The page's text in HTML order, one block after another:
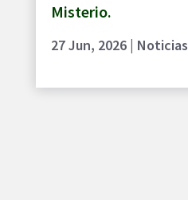
Misterio.
27 Jun, 2026| Noticias